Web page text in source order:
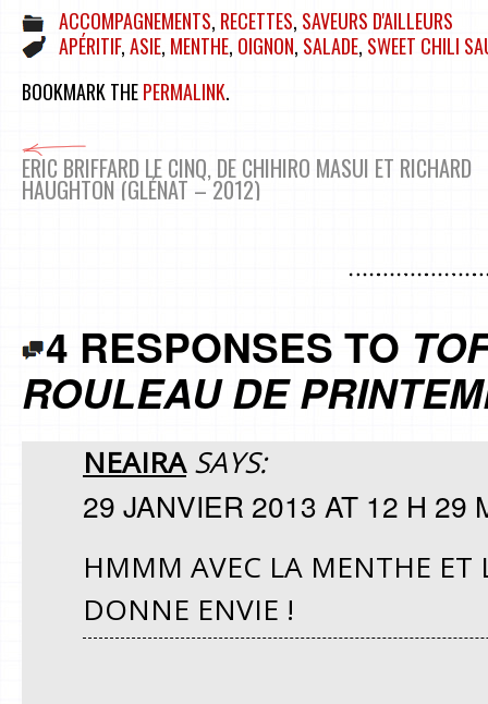
ACCOMPAGNEMENTS, RECETTES, SAVEURS D'AILLEURS
APÉRITIF,ASIE, MENTHE, OIGNON, SALADE, SWEET CHILI
BOOKMARK THEPERMALINK.
ERIC BRIFFARD LE CINQ, DE CHIHIRO MASUI ET RICHARD
HAUGHTON (GLÉNAT – 2012)
4 RESPONSES TO
ROULEAU DE
NEAIRA SAYS:
29 JANVIER 2013 AT 12 H 29
HMMM AVEC LA MENTHE ET
DONNE ENVIE !